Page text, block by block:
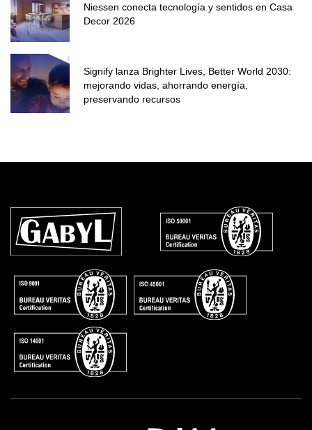
Niessen conecta tecnología y sentidos en Casa
Decor 2026
Signify lanza Brighter Lives, Better World 2030:
mejorando vidas, ahorrando energía,
preservando recursos